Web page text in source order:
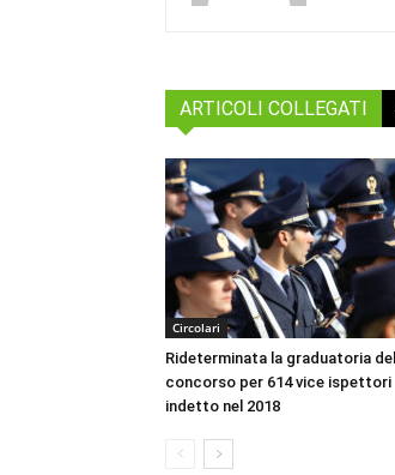
ARTICOLI COLLEGATI
Circolari
Rideterminata la graduatoria del
concorso per 614 vice ispettori
indetto nel 2018